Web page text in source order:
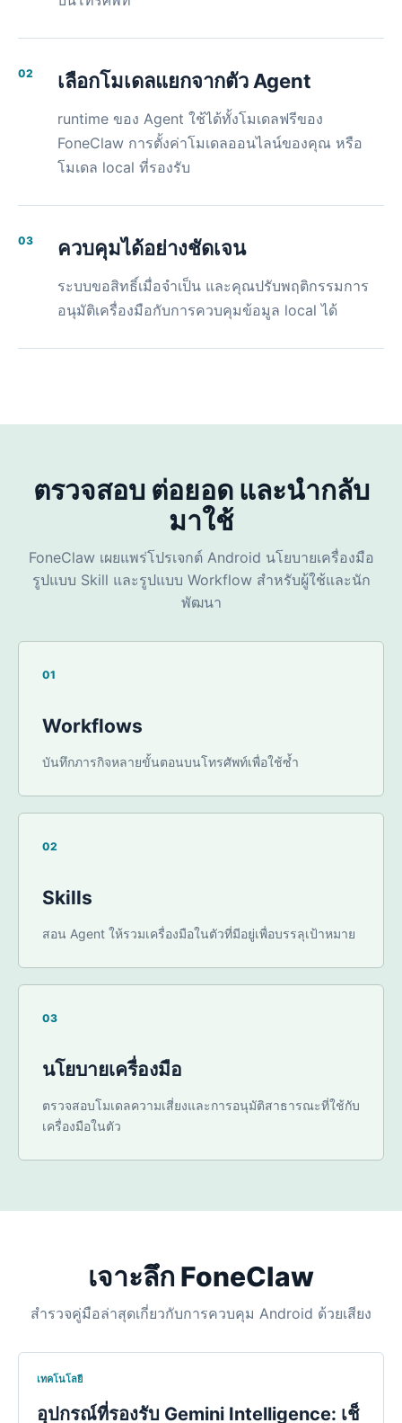
02 เลือกโมเดลแยกจากตัว Agent
runtime ของ Agent ใช้ได้ทั้งโมเดลฟรีของ
FoneClaw การตั้งค่าโมเดลออนไลน์ของคุณ หรือ
โมเดล local ที่รองรับ
03 ควบคุมได้อย่างชัดเจน
ระบบขอสิทธิ์เมื่อจำเป็น และคุณปรับพฤติกรรมการ
อนุมัติเครื่องมือกับการควบคุมข้อมูล local ได้
ตรวจสอบ ต่อยอด และนำกลับ
มาใช้
FoneClaw เผยแพร่โปรเจกต์ Android นโยบายเครื่องมือ
รูปแบบ Skill และรูปแบบ Workflow สำหรับผู้ใช้และนัก
พัฒนา
01
Workflows
บันทึกภารกิจหลายขั้นตอนบนโทรศัพท์เพื่อใช้ซ้ำ
02
Skills
สอน Agent ให้รวมเครื่องมือในตัวที่มีอยู่เพื่อบรรลุเป้าหมาย
03
นโยบายเครื่องมือ
ตรวจสอบโมเดลความเสี่ยงและการอนุมัติสาธารณะที่ใช้กับ
เครื่องมือในตัว
เจาะลึก FoneClaw
สำรวจคู่มือล่าสุดเกี่ยวกับการควบคุม Android ด้วยเสียง
เทคโนโลยี
อุปกรณ์ที่รองรับ Gemini Intelligence: เช็